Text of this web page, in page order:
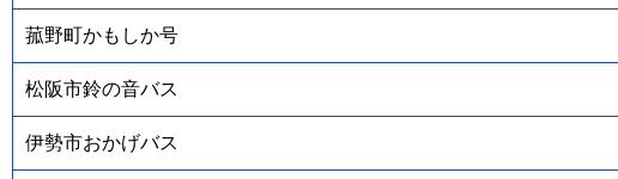
菰野町かもしか号
松阪市鈴の音バス
伊勢市おかげバス